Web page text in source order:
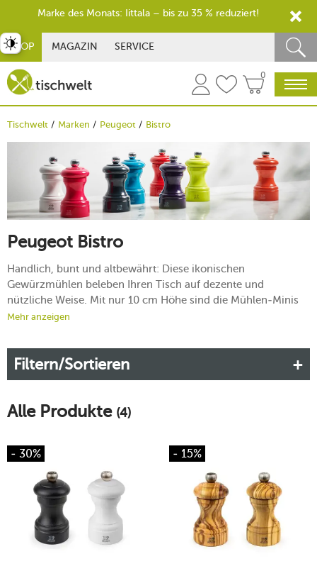
SHOP MAGAZIN SERVICE
0
Tischwelt Marken Peugeot Bistro
Peugeot Bistro
Handlich, bunt und altbewährt: Diese ikonischen
Gewürzmühlen beleben Ihren Tisch auf dezente und
nützliche Weise. Mit nur 10 cm Höhe sind die Mühlen-Minis
gern gesehene Freunde fürs individuelle Nachwürzen der
Mühlen liegen wunderbar in der Hand, und ganze 25 Jahre
Garantie gibt Ihnen der französische Hersteller auf das
Mahlwerk.
Mehr anzeigen
Filtern/Sortieren
Alle Produkte (4)
- 30% - 15%
umschalten
Marke des Monats: Iittala – bis zu 35 % reduziert!